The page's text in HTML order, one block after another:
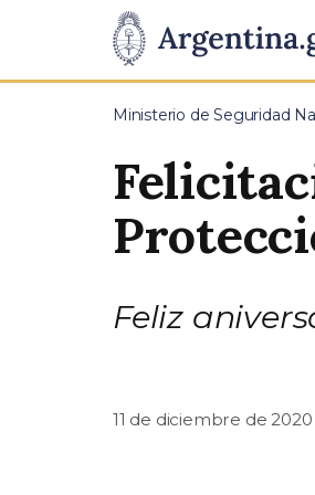
Presidencia
de
Pasar al contenido principal
Ministerio de Seguridad
Feliz
11 de diciembre de 2020